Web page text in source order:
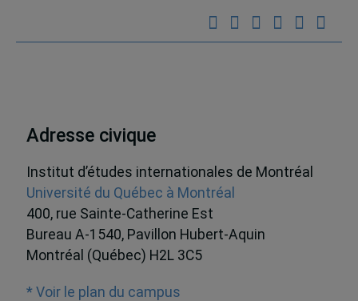
Adresse civique
Institut d’études internationales de Montréal
Université du Québec à Montréal
400, rue Sainte-Catherine Est
Bureau A-1540, Pavillon Hubert-Aquin
Montréal (Québec) H2L 3C5
* Voir le plan du campus